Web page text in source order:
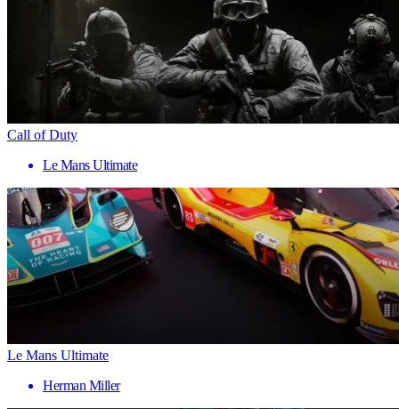
Call of Duty
Le Mans Ultimate
Le Mans Ultimate
Herman Miller